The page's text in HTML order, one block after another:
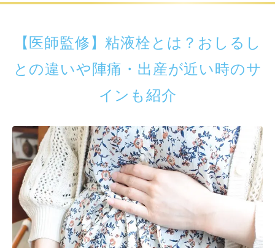
【医師監修】粘液栓とは？おしるし
との違いや陣痛・出産が近い時のサ
インも紹介